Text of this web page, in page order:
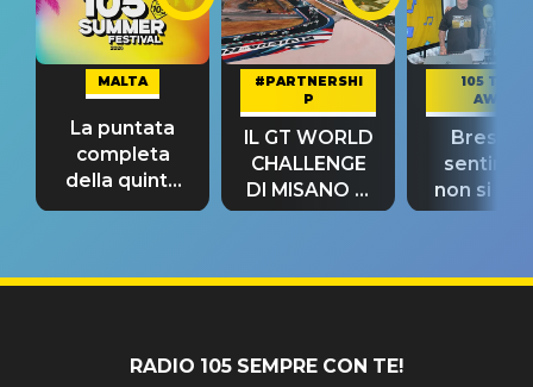
MALTA
La puntata
completa
della quinta
tappa
#PARTNERSHI
P
IL GT WORLD
CHALLENGE
DI MISANO si
riconferma
105 TAKE
AWAY
Bresh:
non si
fino alla
RADIO 105 SEMPRE CON TE!